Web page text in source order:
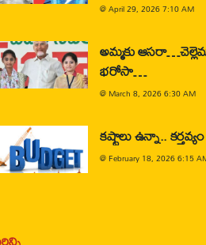
@April 29, 2026 7:10 AM
అమ్మకు
భరోసా…
@ March 8, 2026 6:30 AM
కష్టాలు ఉన్నా..
@February 18, 2026 6:15